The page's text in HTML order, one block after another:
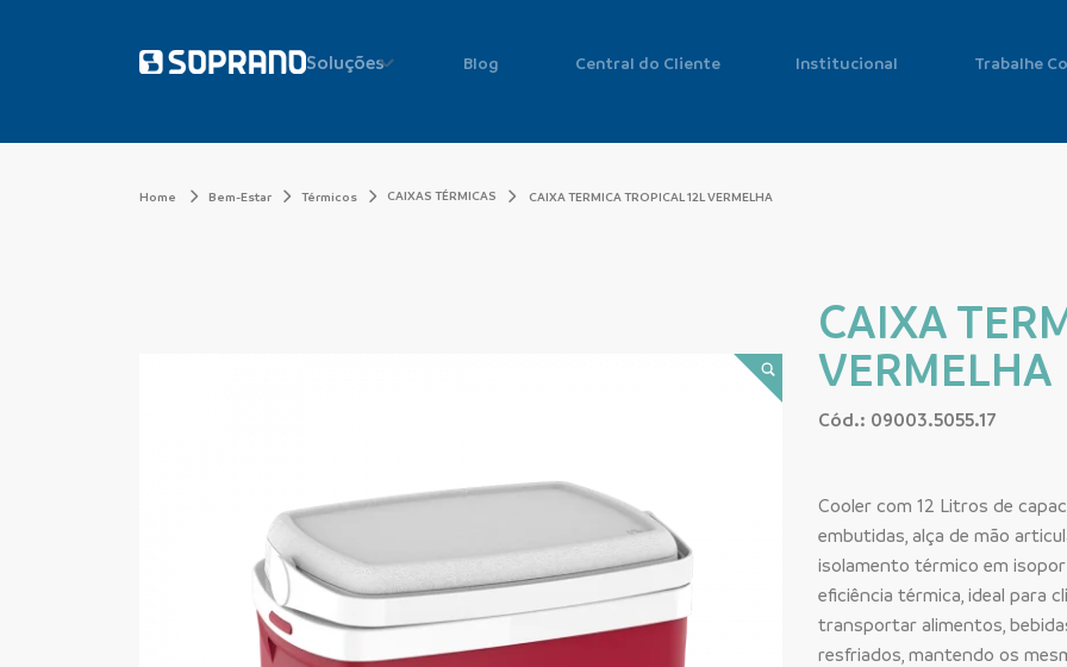
Soluções Blog Central do Cliente Institucional Trabalhe
Home Bem-Estar Térmicos CAIXAS TÉRMICAS CAIXA TERMICA TROPICAL 12L VERMELHA
CAIXA
VERMELHA
Cód.: 09003.5055.17
Cooler com 12 Litros de
embutidas, alça de mão
isolamento térmico em
eficiência térmica, ideal para
transportar alimentos,
resfriados, mantendo os